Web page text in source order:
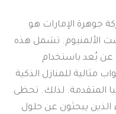
جوهرة الإمارات هو
الألمنيوم. تشمل هذه
عن بُعد باستخدام
مثالية للمنازل الذكية
المتقدمة. لذلك. تحظى
الذين يبحثون عن حلول